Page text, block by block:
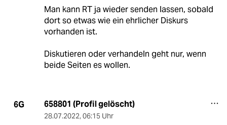
Man kann RT ja wieder senden lassen, sobald
dort so etwas wie ein ehrlicher Diskurs
vorhanden ist.
Diskutieren oder verhandeln geht nur, wenn
beide Seiten es wollen.
6G 658801 (Profil gelöscht)
28.07.2022, 06:15 Uhr